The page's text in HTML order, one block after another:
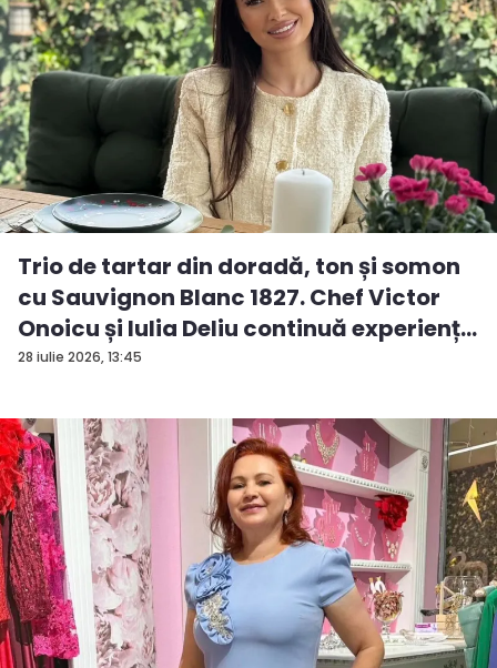
28 iulie 2026, 13:45
Trio de tartar din doradă, ton și somon
cu Sauvignon Blanc 1827. Chef Victor
Onoicu și Iulia Deliu continuă experienț...